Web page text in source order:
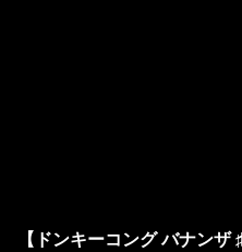
https://
HP
https://
【ドンキーコング バナン